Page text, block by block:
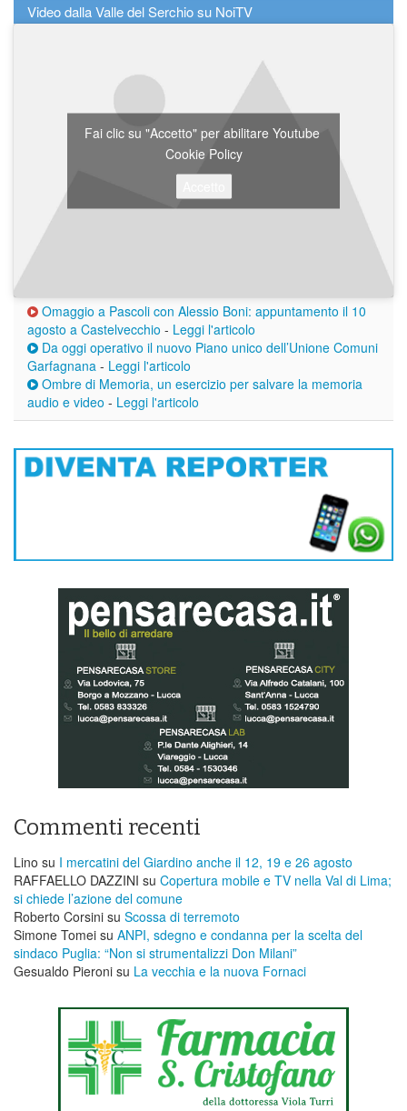
Video dalla Valle del Serchio su NoiTV
Fai clic su "Accetto" per abilitare Youtube
Cookie Policy
Omaggio a Pascoli con Alessio Boni: appuntamento il 10
agosto a Castelvecchio - Leggi l'articolo
Da oggi operativo il nuovo Piano unico dell’Unione Comuni
Garfagnana - Leggi l'articolo
Ombre di Memoria, un esercizio per salvare la memoria
audio e video - Leggi l'articolo
Commenti recenti
Lino su I mercatini del Giardino anche il 12, 19 e 26 agosto
RAFFAELLO DAZZINI su ​Copertura mobile e TV nella Val di Lima;
si chiede l’azione del comune
Roberto Corsini su Scossa di terremoto
Simone Tomei su ANPI, sdegno e condanna per la scelta del
sindaco Puglia: “Non si strumentalizzi Don Milani”
Gesualdo Pieroni su La vecchia e la nuova Fornaci